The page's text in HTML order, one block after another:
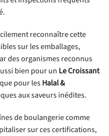
reconnaître cette
sur les emballages,
des organismes reconnus
bien pour un Le Croissant
pour lesHalal &
aux saveurs inédites.
de boulangerie comme
sur ces certifications,